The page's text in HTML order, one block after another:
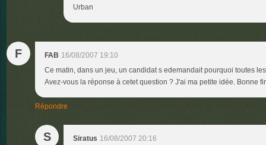
Urban
F FAB 16/08/2007 19:10
Ce matin, dans un jeu, un candidat s edemandait pourquoi toutes
Avez-vous la réponse à cetet question ? J'ai ma petite idée. Bonne
Répondre
S Siratus 16/08/2007 20:16